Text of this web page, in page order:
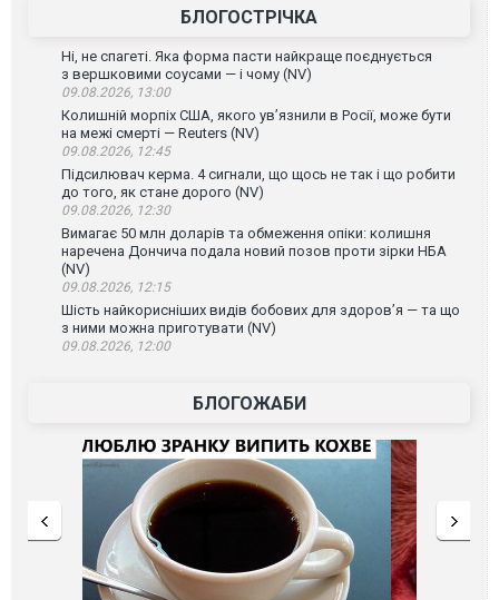
БЛОГОСТРІЧКА
Ні, не спагеті. Яка форма пасти найкраще поєднується
з вершковими соусами — і чому (NV)
09.08.2026, 13:00
Колишній морпіх США, якого ув’язнили в Росії, може бути
на межі смерті — Reuters (NV)
09.08.2026, 12:45
Підсилювач керма. 4 сигнали, що щось не так і що робити
до того, як стане дорого (NV)
09.08.2026, 12:30
Вимагає 50 млн доларів та обмеження опіки: колишня
наречена Дончича подала новий позов проти зірки НБА
(NV)
09.08.2026, 12:15
Шість найкорисніших видів бобових для здоров’я — та що
з ними можна приготувати (NV)
09.08.2026, 12:00
БЛОГОЖАБИ